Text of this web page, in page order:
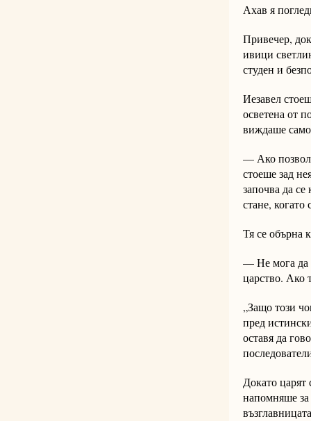
Ахав я
Привечер,
ивици
студен и
Иезавел
осветена от
виждаше
— Ако
стоеше зад
започва да
стане,
Тя се обърна
— Не мога да
царство. Ако
„Защо този
пред
оставя да
Докато царят
напомняше